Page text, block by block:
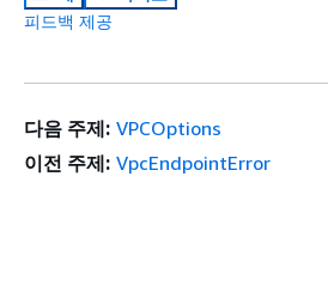
피드백 제공
다음 주제: VPCOptions
이전 주제: VpcEndpointError